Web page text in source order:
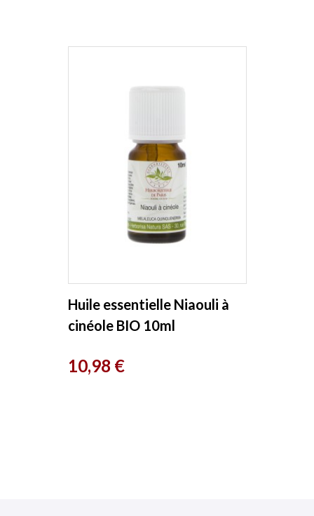
Huile essentielle Niaouli à
cinéole BIO 10ml
Prix
10,98 €